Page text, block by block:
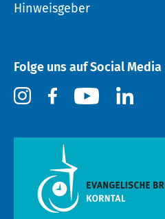
Hinweisgeber
Folge uns auf Social Media